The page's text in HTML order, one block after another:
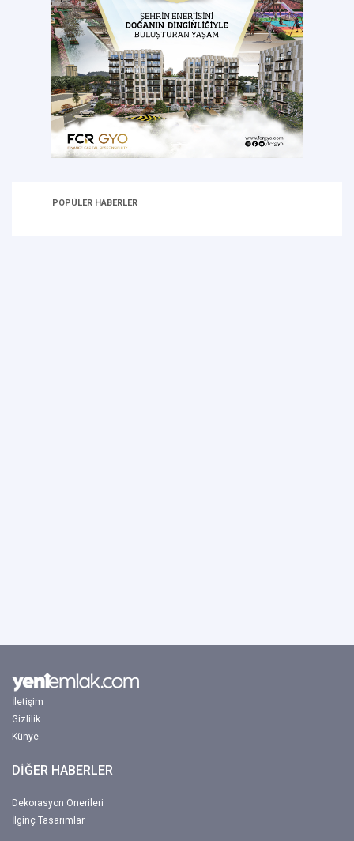
POPÜLER HABERLER
İletişim
Gizlilik
Künye
DİĞER HABERLER
Dekorasyon Önerileri
İlginç Tasarımlar